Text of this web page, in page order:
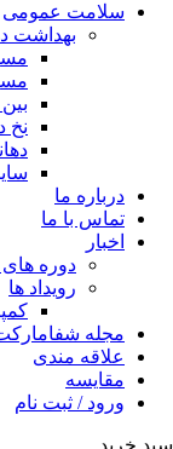
سلامت عمومی
بهداشت
نخ
درباره ما
تماس با ما
اخبار
دوره
رویداد ها
مجله
علاقه مندی
مقایسه
ورود / ثبت نام
سبد خرید